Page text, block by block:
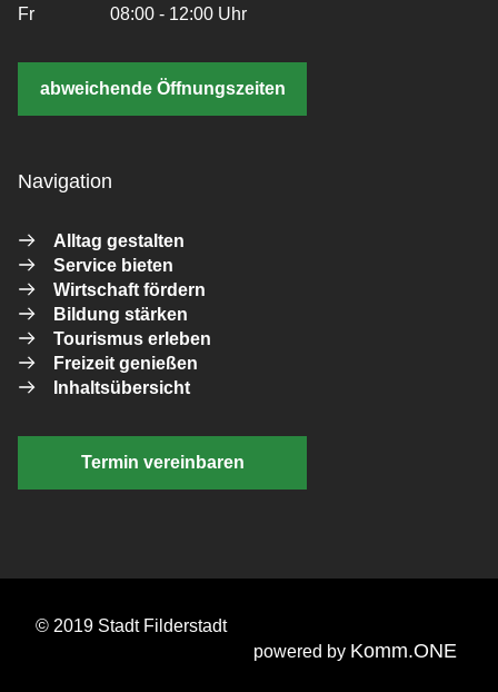
Fr
08:00 - 12:00 Uhr
abweichende Öffnungszeiten
Navigation
Alltag gestalten
Service bieten
Wirtschaft fördern
Bildung stärken
Tourismus erleben
Freizeit genießen
Inhaltsübersicht
Termin vereinbaren
© 2019 Stadt Filderstadt
powered by Komm.ONE